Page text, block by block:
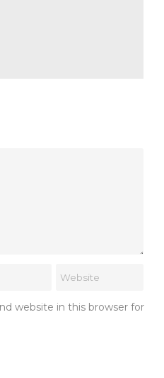
website in this browser for